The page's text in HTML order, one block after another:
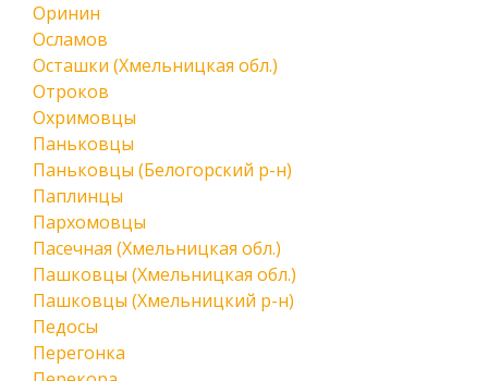
Оринин
Осламов
Осташки (Хмельницкая обл.)
Отроков
Охримовцы
Паньковцы
Паньковцы (Белогорский р-н)
Паплинцы
Пархомовцы
Пасечная (Хмельницкая обл.)
Пашковцы (Хмельницкая обл.)
Пашковцы (Хмельницкий р-н)
Педосы
Перегонка